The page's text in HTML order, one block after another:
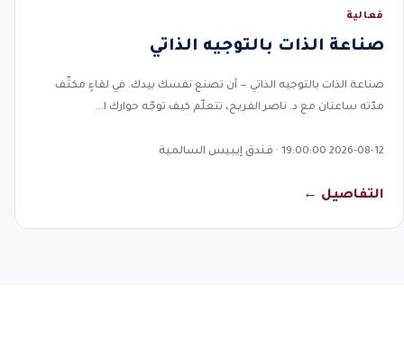
فعالية
صناعة الذات بالتوجيه الذاتي
صناعة الذات بالتوجيه الذاتي — أن تصنع نفسك بيدك. في لقاءٍ مكثّف
مدّته ساعتان مع د. ناصر الفريح، تتعلّم كيف توجّه حوارك ا…
2026-08-12 19:00:00 · فندق إيبيس السالمية
التفاصيل ←